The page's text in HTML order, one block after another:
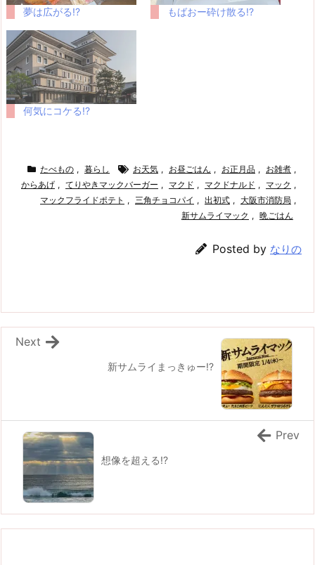
夢は広がる!? もばおー砕け散る!?
何気にコケる!?
たべもの , 暮らし お天気 , お昼ごはん , お正月品 , お雑煮 ,
からあげ , てりやきマックバーガー , マクド , マクドナルド , マック ,
マックフライドポテト , 三角チョコパイ , 出初式 , 大阪市消防局 ,
新サムライマック , 晩ごはん
Posted by なりの
新サムライまっきゅー!?
Next
想像を超える!?
Prev